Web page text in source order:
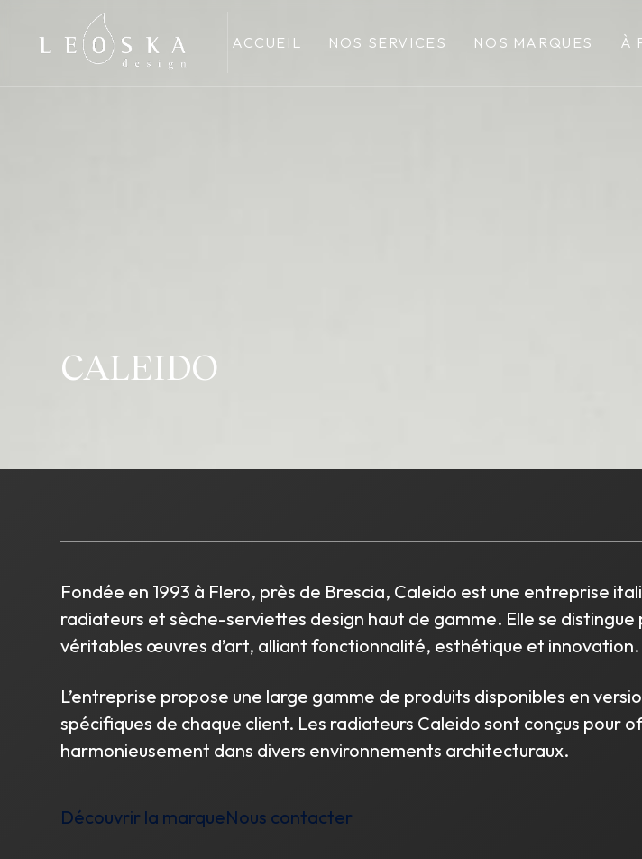
ACCUEIL NOS SERVICES NOS MARQUES À
CALEIDO
Fondée en 1993 à Flero, près de Brescia, Caleido est une entreprise
radiateurs et sèche-serviettes design haut de gamme. Elle se
véritables œuvres d’art, alliant fonctionnalité, esthétique et innovation.
L’entreprise propose une large gamme de produits disponibles en
spécifiques de chaque client. Les radiateurs Caleido sont conçus
harmonieusement dans divers environnements architecturaux.
Découvrir la marqueNous contacter